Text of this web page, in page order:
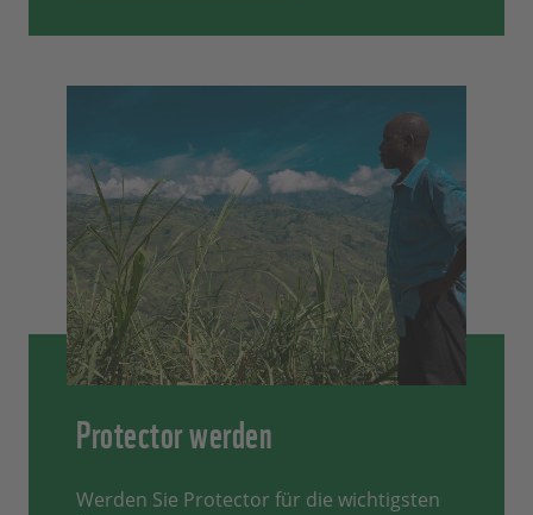
Protector werden
Werden Sie Protector für die wichtigsten